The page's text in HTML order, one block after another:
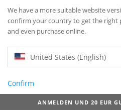
We have a more suitable website
confirm your country to get the right
and even purchase online.
United States (English)
Confirm
ANMELDEN UND 20 EUR